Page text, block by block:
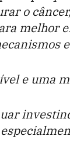
o
melhor
e uma